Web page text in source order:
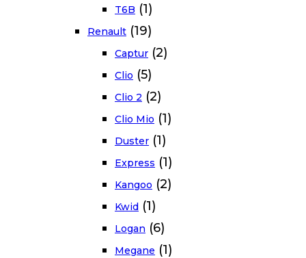
T6B (1)
Renault (19)
Captur (2)
Clio (5)
Clio 2 (2)
Clio Mio (1)
Duster (1)
Express (1)
Kangoo (2)
Kwid (1)
Logan (6)
Megane (1)